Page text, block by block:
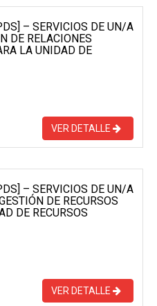
– SERVICIOS DE UN/A
DE RELACIONES
LA UNIDAD DE
VER DETALLE
– SERVICIOS DE UN/A
DE RECURSOS
DE RECURSOS
VER DETALLE